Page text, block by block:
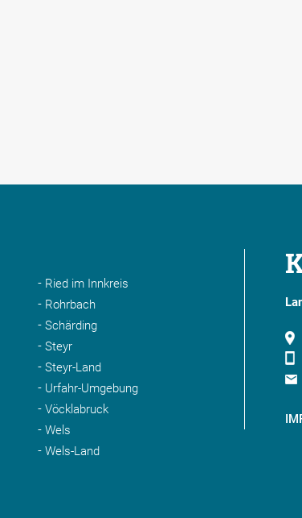
Ried im Innkreis
Rohrbach
Schärding
Steyr
Steyr-Land
Urfahr-Umgebung
Vöcklabruck
Wels
Wels-Land